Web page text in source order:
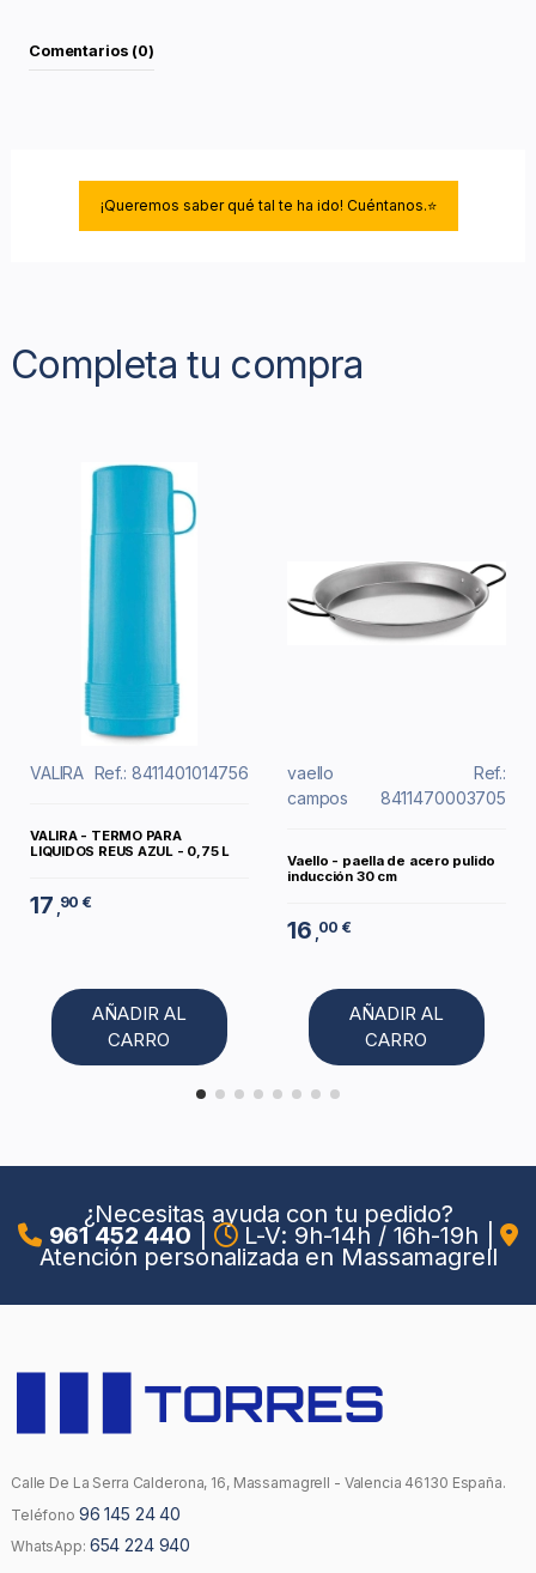
Comentarios (0)
¡Queremos saber qué tal te ha ido! Cuéntanos.⭐
Completa tu compra
VALIRA Ref.: 8411401014756
VALIRA - TERMO PARA
LIQUIDOS REUS AZUL - 0,75 L
17 90 €
AÑADIR AL
CARRO
vaello
campos
Ref.:
8411470003705
Vaello - paella de acero pulido
inducción 30 cm
16 00 €
AÑADIR AL
CARRO
¿Necesitas ayuda con tu pedido?
961 452 440 L-V: 9h-14h / 16h-19h
Atención personalizada en Massamagrell
Calle De La Serra Calderona, 16, Massamagrell - Valencia 46130 España.
Teléfono 96 145 24 40
WhatsApp: 654 224 940